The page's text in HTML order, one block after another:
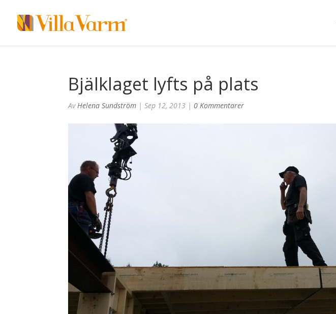
Bjälklaget lyfts på plats
AvHelena Sundström |Sep 12, 2013 |0 Kommentarer